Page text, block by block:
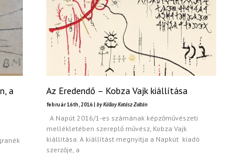
a
Az Eredendő – Kobza Vajk kiállítása
február 16th, 2016 | by Kállay Kotász Zoltán
A Napút 2016/1-es számának képzőművészeti
mellékletében szereplő művész, Kobza Vajk
kiállítása. A kiállítást megnyitja a Napkút kiadó
szerzője, a